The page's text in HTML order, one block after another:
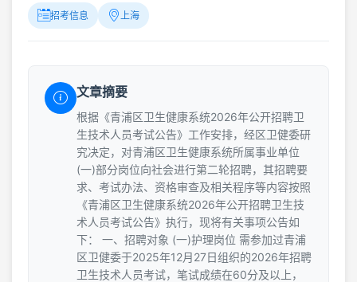
招考信息 上海
文章摘要
根据《青浦区卫生健康系统2026年公开招聘卫
生技术人员考试公告》工作安排，经区卫健委研
究决定，对青浦区卫生健康系统所属事业单位
(一)部分岗位向社会进行第二轮招聘，其招聘要
求、考试办法、资格审查及相关程序等内容按照
《青浦区卫生健康系统2026年公开招聘卫生技
术人员考试公告》执行，现将有关事项公告如
下： 一、招聘对象 (一)护理岗位 需参加过青浦
区卫健委于2025年12月27日组织的2026年招聘
卫生技术人员考试，笔试成绩在60分及以上，